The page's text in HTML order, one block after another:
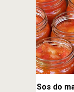
Sos do